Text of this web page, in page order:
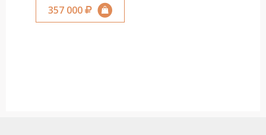
357 000